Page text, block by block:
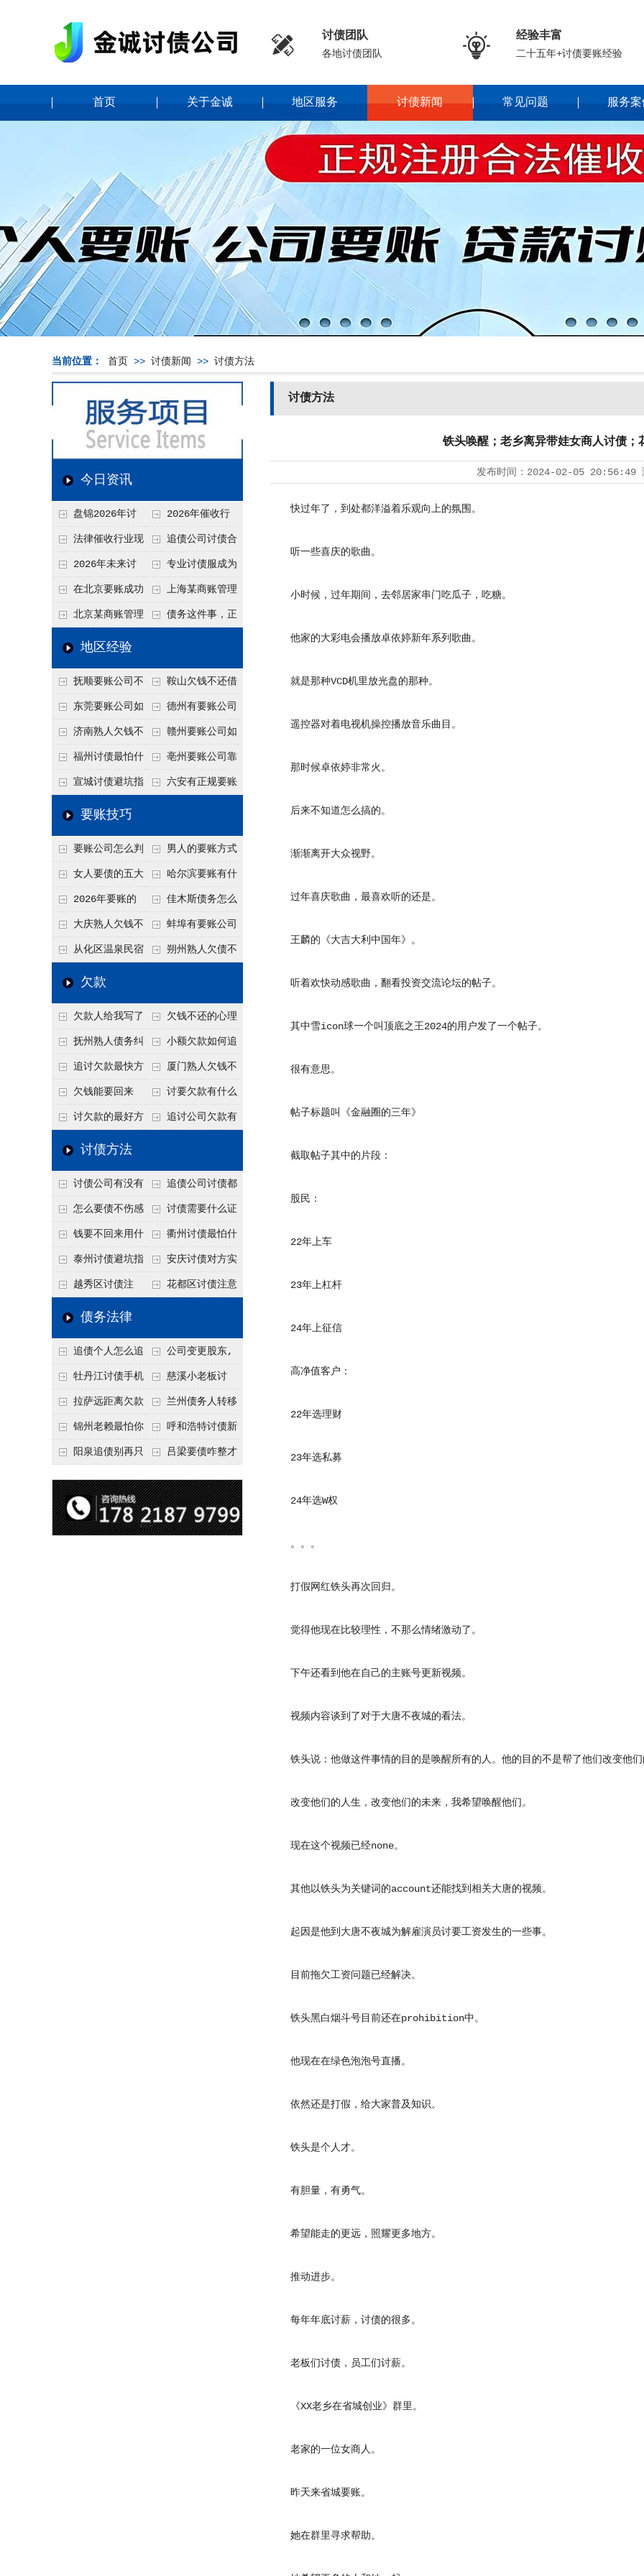
 讨债团队
各地讨债团队  经验丰富
二十五年+讨债要账经验
首页 关于金诚 地区服务 讨债新闻 常见问题 服务
当前位置： 首页 >> 讨债新闻 >> 讨债方法
今日资讯
盘锦2026年讨
债新趋势
2026年催收行
业发展现状、竞争格
局及未来趋势分析
法律催收行业现
状、合规痛点与未来
发展趋势深度解析
追债公司讨债合
法方法总结
2026年未来讨
债要账公司发展趋势
专业讨债服成为
2026年的发展趋势
在北京要账成功
率高吗？未来追账公
司发展趋势引发行业
上海某商账管理
机构聚焦合规服务
北京某商账管理
服务机构持续提升合
力企业化解应收账款
难题
债务这件事，正
地区经验
抚顺要账公司不
敢透漏的追回方法是
什么？
鞍山欠钱不还借
口太多？2026年这3
句反问话术，直接把
他后路堵死
东莞要账公司如
何有效要账讨债？20
26年合法追债经验总
结！
德州有要账公司
吗？如何合法讨债才
不沾风险？
济南熟人欠钱不
还？
赣州要账公司如
何有效讨债？合法追
债四步秘籍
福州讨债最怕什
么？2026年这两个关
键细节，做错就很难
亳州要账公司靠
谱吗？合法讨债四步
宣城讨债避坑指
南：2026年这2个细
回！
六安有正规要账
要账技巧
要账公司怎么判
断这个案子能不能
接？接案评估的标准
男人的要账方式
是什么呢？
女人要债的五大
绝招,轻松搞定
哈尔滨要账有什
么合法手段？2026年
最新追账方式总结！
2026年要账的
七个小方法
佳木斯债务怎么
追回呢？2026年成功
要账就用这2招
大庆熟人欠钱不
还躲猫猫？2026年这
个“诉前调解”成功率
蚌埠有要账公司
吗？2026年这3个方
从化区温泉民宿
老板借钱不还？2026
施压，立马主动结清
朔州熟人欠债不
死账变活
欠款
欠款人给我写了
还款计划书有用吗？
书面承诺的法律效力
欠钱不还的心理
是什么？读懂欠款人
的心态催收事半功倍
抚州熟人债务纠
纷咋办？这一招好开
口
小额欠款如何追
讨
追讨欠款最快方
法是什么？
厦门熟人欠钱不
还？2026年合法秘
籍！
欠钱能要回来
吗？
讨要欠款有什么
好办法
讨欠款的最好方 追讨公司欠款有
讨债方法
讨债公司有没有
行业协会？正规机构
的行业自律和认证
追债公司讨债都
有哪些手段
怎么要债不伤感
情？
讨债需要什么证
据
钱要不回来用什
么方法要回来
衢州讨债最怕什
么？2026年这两个关
键细节，做错就很难
泰州讨债避坑指
南：2026年这2个细
节不注意，钱很难要
安庆讨债对方实
在没钱咋办？
越秀区讨债注
意！没有借条只有微
把钱要回来
花都区讨债注意
节点”催收最有效
债务法律
追债个人怎么追
回呢？2026年最新绝
招选择！
公司变更股东,
变更前的债权债务谁
承担
牡丹江讨债手机
搞定：2026年线上立
案追债全流程，足不
出户
慈溪小老板讨
债，2026年这2个本
地行业协会出面，比
法院传票快
拉萨远距离欠款
对方在牧区联系不
上，2026年委托当地
兰州债务人转移
财产后申请破产，20
26年破产程序里还能
锦州老赖最怕你
懂这1条，2026
罪”详解，能判刑
呼和浩特讨债新
招：2026年用“律师
成本低见效快
阳泉追债别再只
类隐形财产（公积
金、保单）也能执行
吕梁要债咋整才
调解渠道，比找公司
强
讨债方法
铁头唤醒；老乡离异带娃女商人讨债；
发布时间： 2024-02-05 20:56:49
快过年了，到处都洋溢着乐观向上的氛围。
听一些喜庆的歌曲。
小时候，过年期间，去邻居家串门吃瓜子，吃糖。
他家的大彩电会播放卓依婷新年系列歌曲。
就是那种VCD机里放光盘的那种。
遥控器对着电视机操控播放音乐曲目。
那时候卓依婷非常火。
后来不知道怎么搞的。
渐渐离开大众视野。
过年喜庆歌曲，最喜欢听的还是。
王麟的《大吉大利中国年》。
听着欢快动感歌曲，翻看投资交流论坛的帖子。
其中雪icon球一个叫顶底之王2024的用户发了一个帖子。
很有意思。
帖子标题叫《金融圈的三年》
截取帖子其中的片段：
股民：
22年上车
23年上杠杆
24年上征信
高净值客户：
22年选理财
23年选私募
24年选W权
。。。
打假网红铁头再次回归。
觉得他现在比较理性，不那么情绪激动了。
下午还看到他在自己的主账号更新视频。
视频内容谈到了对于大唐不夜城的看法。
铁头说：他做这件事情的目的是唤醒所有的人。他的目的不是帮了他们改变他们
改变他们的人生，改变他们的未来，我希望唤醒他们。
现在这个视频已经none。
其他以铁头为关键词的account还能找到相关大唐的视频。
起因是他到大唐不夜城为解雇演员讨要工资发生的一些事。
目前拖欠工资问题已经解决。
铁头黑白烟斗号目前还在prohibition中。
他现在在绿色泡泡号直播。
依然还是打假，给大家普及知识。
铁头是个人才。
有胆量，有勇气。
希望能走的更远，照耀更多地方。
推动进步。
每年年底讨薪，讨债的很多。
老板们讨债，员工们讨薪。
《XX老乡在省城创业》群里。
老家的一位女商人。
昨天来省城要账。
她在群里寻求帮助。